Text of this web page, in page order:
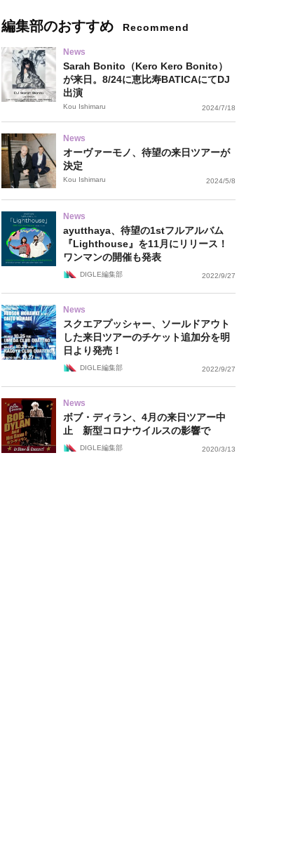
編集部のおすすめ Recommend
News
Sarah Bonito（Kero Kero Bonito）
が来日。8/24に恵比寿BATICAにてDJ
出演
Kou Ishimaru 2024/7/18
News
オーヴァーモノ、待望の来日ツアーが
決定
Kou Ishimaru 2024/5/8
News
ayutthaya、待望の1stフルアルバム
『Lighthouse』を11月にリリース！
ワンマンの開催も発表
DIGLE編集部 2022/9/27
News
スクエアプッシャー、ソールドアウト
した来日ツアーのチケット追加分を明
日より発売！
DIGLE編集部 2022/9/27
News
ボブ・ディラン、4月の来日ツアー中
止 新型コロナウイルスの影響で
DIGLE編集部 2020/3/13